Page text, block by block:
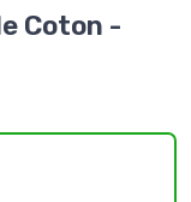
Coton -